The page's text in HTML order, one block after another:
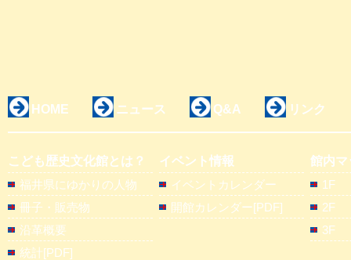
HOME ニュース Q&A リンク
こども歴史文化館とは？
福井県にゆかりの人物
冊子・販売物
沿革概要
統計[PDF]
イベント情報
イベントカレンダー
開館カレンダー[PDF]
館内マ
1F
2F
3F